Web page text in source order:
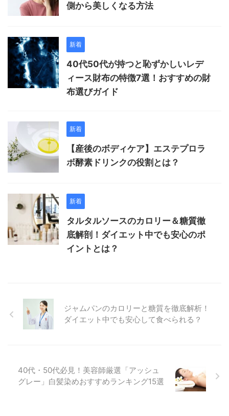
側から美しくなる方法
新着
40代50代が持つと恥ずかしいレデ
ィース財布の特徴7選！おすすめの財
布選びガイド
新着
【産後のボディケア】エステプロラ
ボ酵素ドリンクの役割とは？
新着
タルタルソースのカロリー＆糖質徹
底解剖！ダイエット中でも安心のポ
イントとは？
ジャムパンのカロリーと糖質を徹底解析！
ダイエット中でも安心して食べられる？
40代・50代必見！美容師厳選「アッシュ
グレー」白髪染めおすすめランキング15選